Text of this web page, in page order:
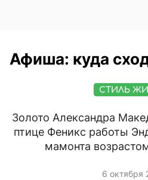
Афиша: куда
СТИЛЬ
Золото Александра
птице Феникс работы
мамонта
6 октября